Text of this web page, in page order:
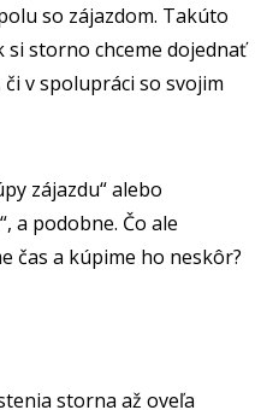
so zájazdom. Takúto
storno chceme dojednať
v spolupráci so svojim
zájazdu“ alebo
a podobne. Čo ale
čas a kúpime ho neskôr?
storna až oveľa